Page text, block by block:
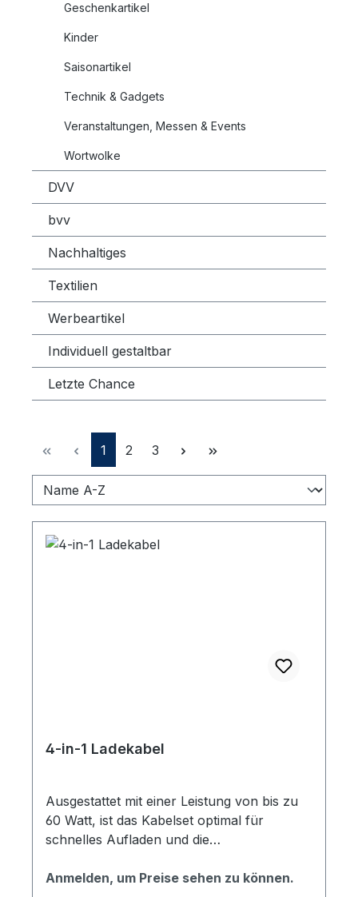
Geschenkartikel
Kinder
Saisonartikel
Technik & Gadgets
Veranstaltungen, Messen & Events
Wortwolke
DVV
bvv
Nachhaltiges
Textilien
Werbeartikel
Individuell gestaltbar
Letzte Chance
Seite
1 Seite
2 Seite
3
4-in-1 Ladekabel
Ausgestattet mit einer Leistung von bis zu
60 Watt, ist das Kabelset optimal für
schnelles Aufladen und die
recyceltem ABS- und recyceltem TPE-
Anmelden, um Preise sehen zu können.